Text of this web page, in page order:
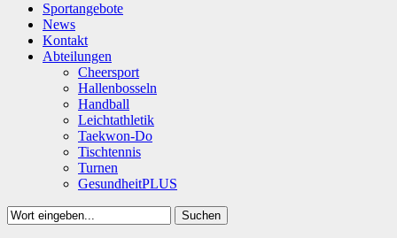
Sportangebote
News
Kontakt
Abteilungen
Cheersport
Hallenbosseln
Handball
Leichtathletik
Taekwon-Do
Tischtennis
Turnen
GesundheitPLUS
Suchen